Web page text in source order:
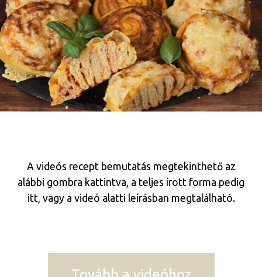
A videós recept bemutatás megtekinthető az
alábbi gombra kattintva, a teljes írott forma pedig
itt, vagy a videó alatti leírásban megtalálható.